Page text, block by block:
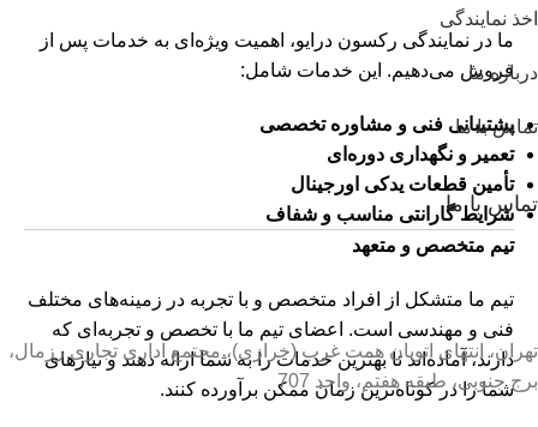
ما در نمایندگی رکسون درایو، اهمیت ویژه‌ای به خدمات پس از
فروش می‌دهیم. این خدمات شامل:
پشتیبانی فنی و مشاوره تخصصی
تعمیر و نگهداری دوره‌ای
تأمین قطعات یدکی اورجینال
شرایط گارانتی مناسب و شفاف
تیم متخصص و متعهد
تیم ما متشکل از افراد متخصص و با تجربه در زمینه‌های مختلف
فنی و مهندسی است. اعضای تیم ما با تخصص و تجربه‌ای که
دارند، آماده‌اند تا بهترین خدمات را به شما ارائه دهند و نیازهای
شما را در کوتاه‌ترین زمان ممکن برآورده کنند.
اخذ نمایندگی
درباره ما
تماس با ما
تماس با ما
تهران، انتهای اتوبان همت غرب (خرازى)، مجتمع ادارى تجارى رزمال،
برج جنوبى، طبقه هفتم، واحد 707